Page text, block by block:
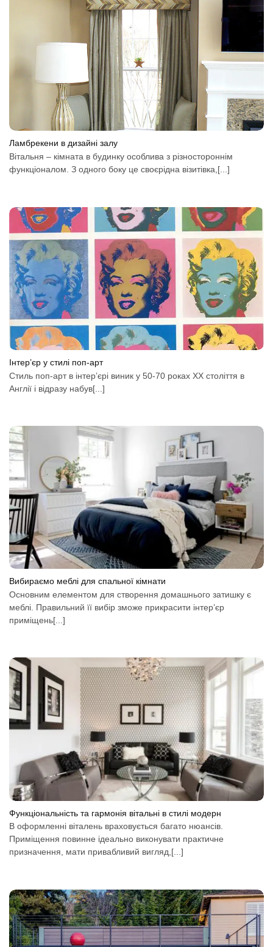
Ламбрекени в дизайні залу
Вітальня – кімната в будинку особлива з різностороннім
функціоналом. З одного боку це своєрідна візитівка,[...]
Інтер’єр у стилі поп-арт
Стиль поп-арт в інтер’єрі виник у 50-70 роках XX століття в
Англії і відразу набув[...]
Вибираємо меблі для спальної кімнати
Основним елементом для створення домашнього затишку є
меблі. Правильний її вибір зможе прикрасити інтер’єр
приміщень[...]
Функціональність та гармонія вітальні в стилі модерн
В оформленні віталень враховується багато нюансів.
Приміщення повинне ідеально виконувати практичне
призначення, мати привабливий вигляд,[...]